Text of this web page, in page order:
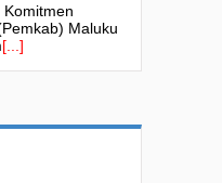
Komitmen
Maluku
[...]